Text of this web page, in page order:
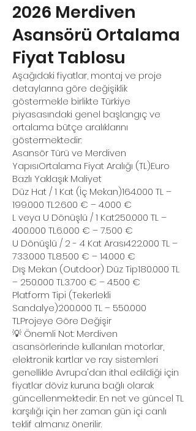
2026 Merdiven
Asansörü Ortalama
Fiyat Tablosu
Aşağıdaki fiyatlar, montaj ve proje
detaylarına göre değişiklik
göstermekle birlikte Türkiye
piyasasındaki genel başlangıç ve
ortalama bütçe aralıklarını
göstermektedir:
Asansör Türü ve Merdiven
YapısıOrtalama Fiyat Aralığı (TL)Euro
Bazlı Yaklaşık Maliyet
Düz Hat / 1 Kat (İç Mekan)164.000 TL –
199.000 TL2.600 € – 4.000 €
L veya U Dönüşlü / 1 Kat250.000 TL –
400.000 TL6.000 € – 7.500 €
U Dönüşlü / 2 - 4 Kat Arası422.000 TL –
733.000 TL8.500 € – 14.000 €
Dış Mekan (Outdoor) Düz Tip180.000 TL
– 250.000 TL3.700 € – 4.500 €
Platform Tipi (Tekerlekli
Sandalye)200.000 TL – 550.000
TLProjeye Göre Değişir
💡 Önemli Not: Merdiven
asansörlerinde kullanılan motorlar,
elektronik kartlar ve ray sistemleri
genellikle Avrupa'dan ithal edildiği için
fiyatlar döviz kuruna bağlı olarak
güncellenmektedir. En net ve güncel TL
karşılığı için her zaman gün içi canlı
teklif almanız önerilir.